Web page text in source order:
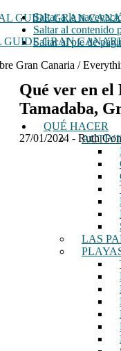
Saltar a la
Saltar al contenido
Saltar al pie de
GUIDE GRAN
Gran Canaria /
QUÉ HACER
LAS
Qué ver en
Tamadaba,
27/01/2024 - Ruth